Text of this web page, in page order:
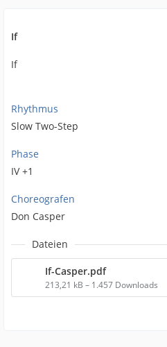
If
If
Rhythmus
Slow Two-Step
Phase
IV +1
Choreografen
Don Casper
Dateien
If-Casper.pdf
213,21 kB – 1.457 Downloads